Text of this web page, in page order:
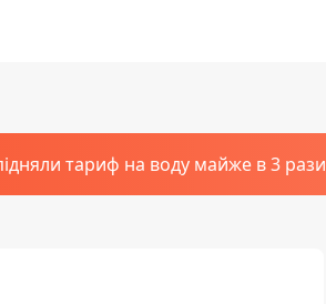
тариф на воду майже в 3 рази